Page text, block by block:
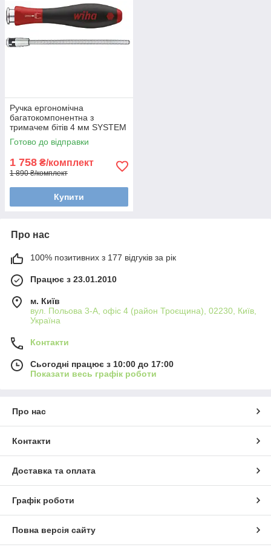
Ручка ергономічна
багатокомпонентна з
тримачем бітів 4 мм SYSTEM
4 SoftFinish-telescopic Wiha
30374
Готово до відправки
1 758 ₴/комплект
1 890 ₴/комплект
Купити
Про нас
100% позитивних з 177 відгуків за рік
Працює з 23.01.2010
м. Київ
вул. Польова 3-А, офіс 4 (район Троєщина), 02230, Київ,
Україна
Контакти
Сьогодні працює з 10:00 до 17:00
Показати весь графік роботи
Про нас
Контакти
Доставка та оплата
Графік роботи
Повна версія сайту